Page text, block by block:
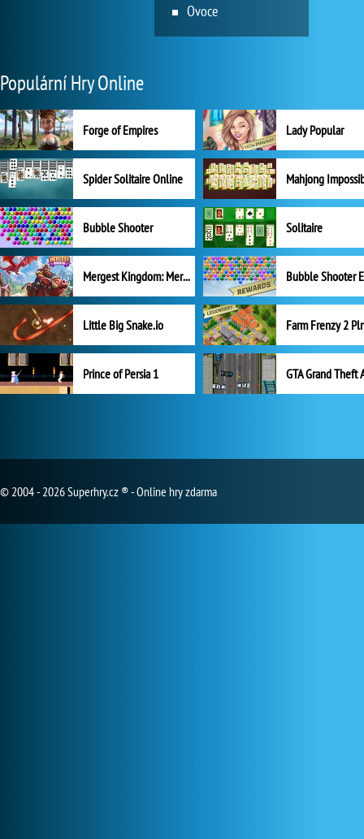
Ovoce
Populární Hry Online
Forge of Empires Lady Popular
Spider Solitaire Online Mahjong
Bubble Shooter Solitaire
Mergest Kingdom: Merge Puzzle
Little Big Snake.io
Prince of Persia 1 GTA Grand Theft
© 2004 - 2026 Superhry.cz ® - Online hry zdarma